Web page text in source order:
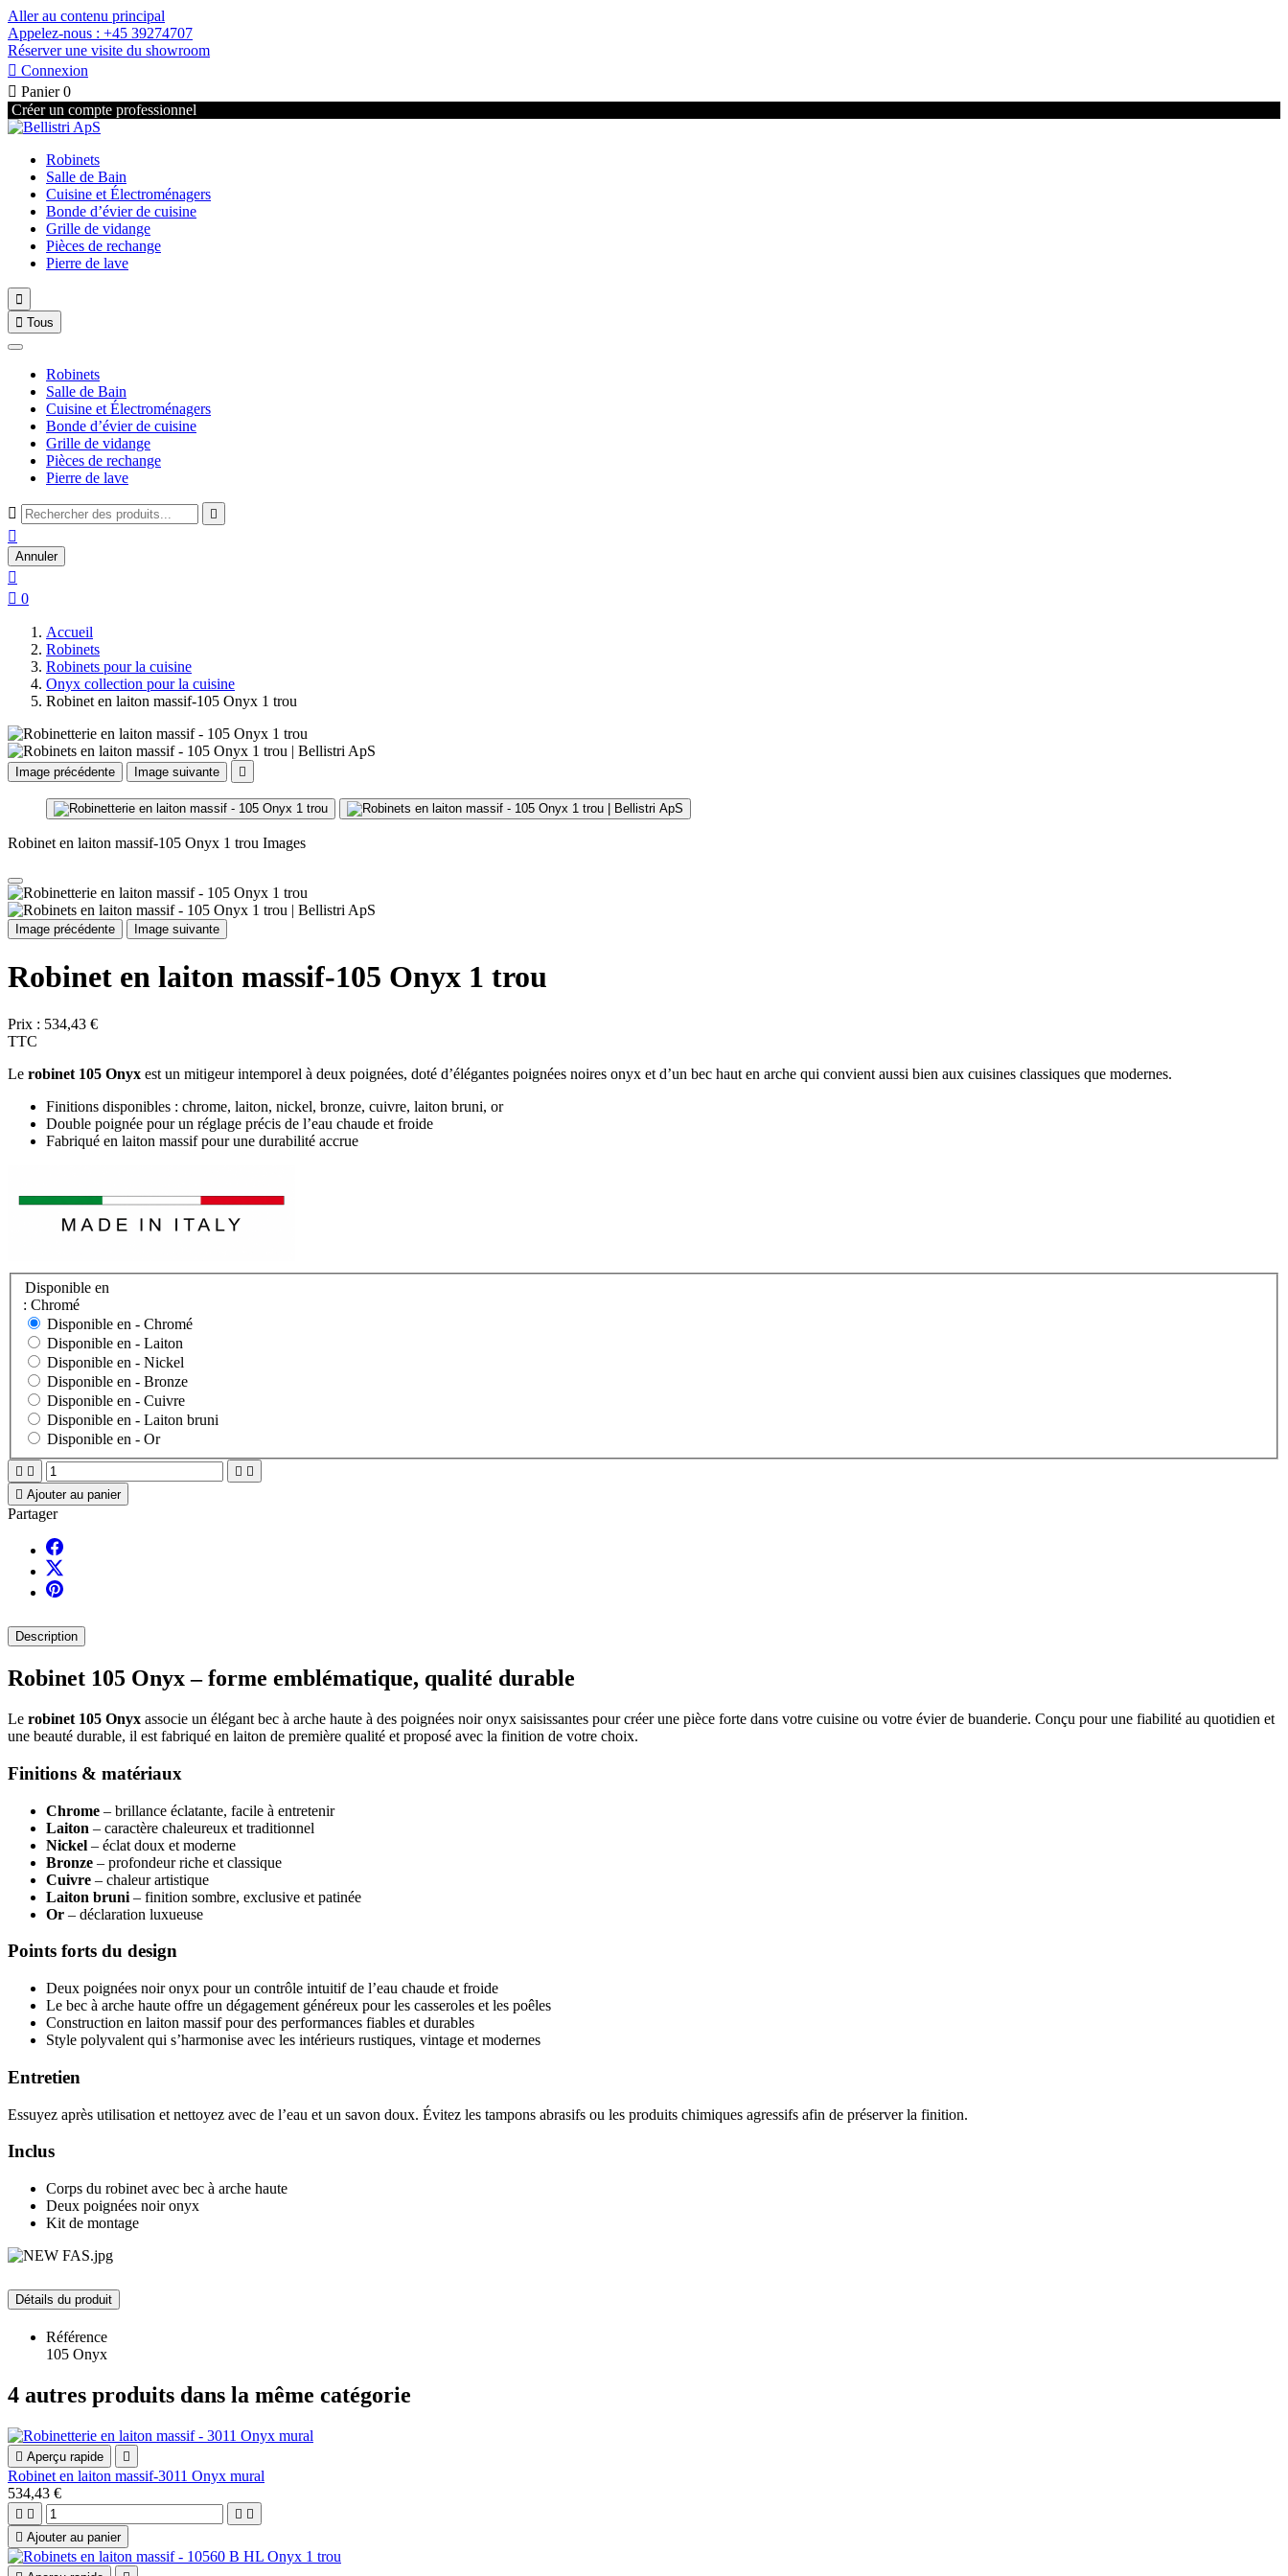
Aller au contenu principal
Appelez-nous : +45 39274707
Réserver une visite du showroom
 Connexion
 Panier 0
Créer un compte professionnel
Robinets
Salle de Bain
Cuisine et Électroménagers
Bonde d’évier de cuisine
Grille de vidange
Pièces de rechange
Pierre de lave

 Tous
Robinets
Salle de Bain
Cuisine et Électroménagers
Bonde d’évier de cuisine
Grille de vidange
Pièces de rechange
Pierre de lave
 

Annuler

 0
Accueil
Robinets
Robinets pour la cuisine
Onyx collection pour la cuisine
Robinet en laiton massif-105 Onyx 1 trou
Image précédente Image suivante 
Robinet en laiton massif-105 Onyx 1 trou Images
Image précédente Image suivante
Robinet en laiton massif-105 Onyx 1 trou
Prix : 534,43 €
TTC
Le robinet 105 Onyx est un mitigeur intemporel à deux poignées, doté d’élégantes poignées noires onyx et d’un bec haut en arche qui convient aussi bien aux cuisines classiques que modernes.
Finitions disponibles : chrome, laiton, nickel, bronze, cuivre, laiton bruni, or
Double poignée pour un réglage précis de l’eau chaude et froide
Fabriqué en laiton massif pour une durabilité accrue
Disponible en
: Chromé
Disponible en - Chromé
Disponible en - Laiton
Disponible en - Nickel
Disponible en - Bronze
Disponible en - Cuivre
Disponible en - Laiton bruni
Disponible en - Or
   
 Ajouter au panier
Partager
Description
Robinet 105 Onyx – forme emblématique, qualité durable
Le robinet 105 Onyx associe un élégant bec à arche haute à des poignées noir onyx saisissantes pour créer une pièce forte dans votre cuisine ou votre évier de buanderie. Conçu pour une fiabilité au quotidien et
une beauté durable, il est fabriqué en laiton de première qualité et proposé avec la finition de votre choix.
Finitions & matériaux
Chrome – brillance éclatante, facile à entretenir
Laiton – caractère chaleureux et traditionnel
Nickel – éclat doux et moderne
Bronze – profondeur riche et classique
Cuivre – chaleur artistique
Laiton bruni – finition sombre, exclusive et patinée
Or – déclaration luxueuse
Points forts du design
Deux poignées noir onyx pour un contrôle intuitif de l’eau chaude et froide
Le bec à arche haute offre un dégagement généreux pour les casseroles et les poêles
Construction en laiton massif pour des performances fiables et durables
Style polyvalent qui s’harmonise avec les intérieurs rustiques, vintage et modernes
Entretien
Essuyez après utilisation et nettoyez avec de l’eau et un savon doux. Évitez les tampons abrasifs ou les produits chimiques agressifs afin de préserver la finition.
Inclus
Corps du robinet avec bec à arche haute
Deux poignées noir onyx
Kit de montage
Détails du produit
Référence
105 Onyx
4 autres produits dans la même catégorie
 Aperçu rapide 
Robinet en laiton massif-3011 Onyx mural
534,43 €
   
 Ajouter au panier